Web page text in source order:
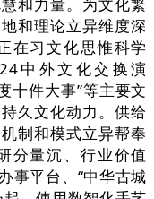
和理论立异维度深
在习文化思惟科学
中外文化交换演
十件大事”等主要文
久文化动力。供给
制和模式立异帮奉
分量沉、行业价值
事平台、“中华古城